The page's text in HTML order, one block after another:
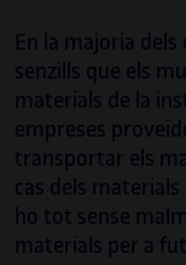
En la majoria
senzills que els
materials de la
empreses
transportar els
cas dels
ho tot sense
materials per a
i també
quals són
Així mateix,
Oberta de
del grau de